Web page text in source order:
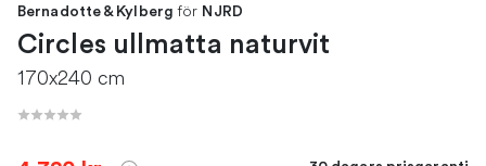
Bernadotte & Kylberg för NJRD
Circles ullmatta naturvit
170x240 cm